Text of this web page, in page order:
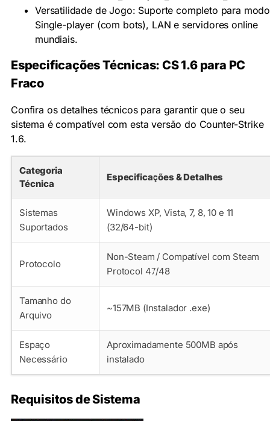
Versatilidade de Jogo: Suporte completo para modo
Single-player (com bots), LAN e servidores online
mundiais.
Especificações Técnicas: CS 1.6 para PC
Fraco
Confira os detalhes técnicos para garantir que o seu
sistema é compatível com esta versão do Counter-Strike
1.6.
Categoria
Técnica
Especificações & Detalhes
Sistemas
Suportados
Windows XP, Vista, 7, 8, 10 e 11
(32/64-bit)
Protocolo
Non-Steam / Compatível com Steam
Protocol 47/48
Tamanho do
Arquivo
~157MB (Instalador .exe)
Espaço
Necessário
Aproximadamente 500MB após
instalado
Requisitos de Sistema